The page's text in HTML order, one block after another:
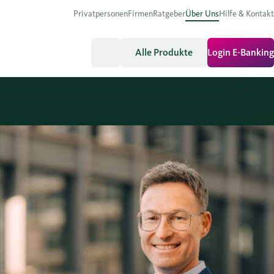
PrivatpersonenFirmenRatgeberÜber UnsHilfe & Kontakt
Alle Produkte Login E-Banking